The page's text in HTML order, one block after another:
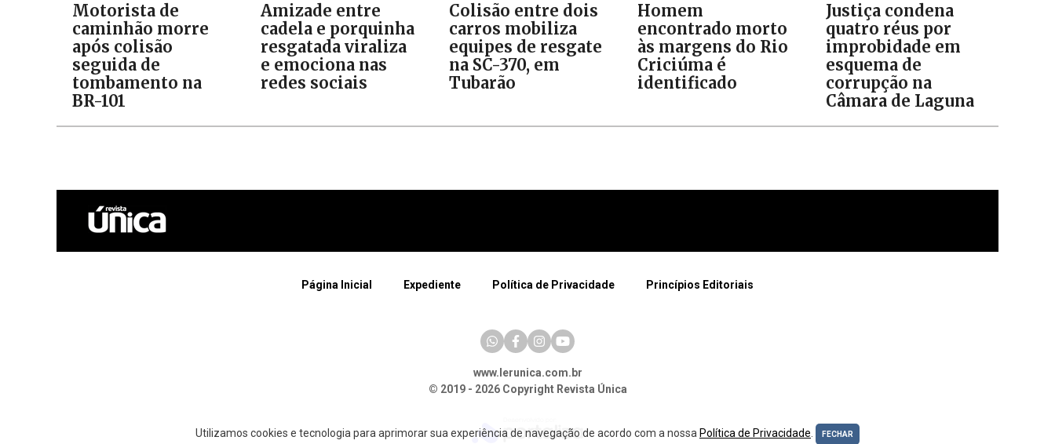
Motorista de
caminhão morre
após colisão
seguida de
tombamento na
BR-101
Amizade entre
cadela e porquinha
resgatada viraliza
e emociona nas
redes sociais
Colisão entre dois
carros mobiliza
equipes de resgate
na SC-370, em
Tubarão
Homem
encontrado morto
às margens do Rio
Criciúma é
identificado
Justiça condena
quatro réus por
improbidade em
esquema de
corrupção na
Câmara de Laguna
Página Inicial Expediente Política de Privacidade Princípios Editoriais
www.lerunica.com.br
© 2019 - 2026 Copyright Revista Única
Utilizamos cookies e tecnologia para aprimorar sua experiência de navegação de acordo com a nossa Política de Privacidade FECHAR